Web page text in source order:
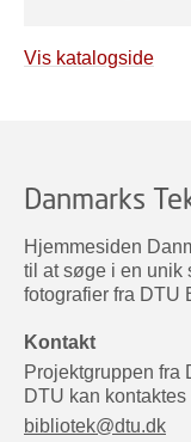
Vis katalogside
Danmarks
Hjemmesiden
til at søge i en unik
fotografier fra DTU
Kontakt
Projektgruppen fra
DTU kan kontaktes
bibliotek@dtu.dk